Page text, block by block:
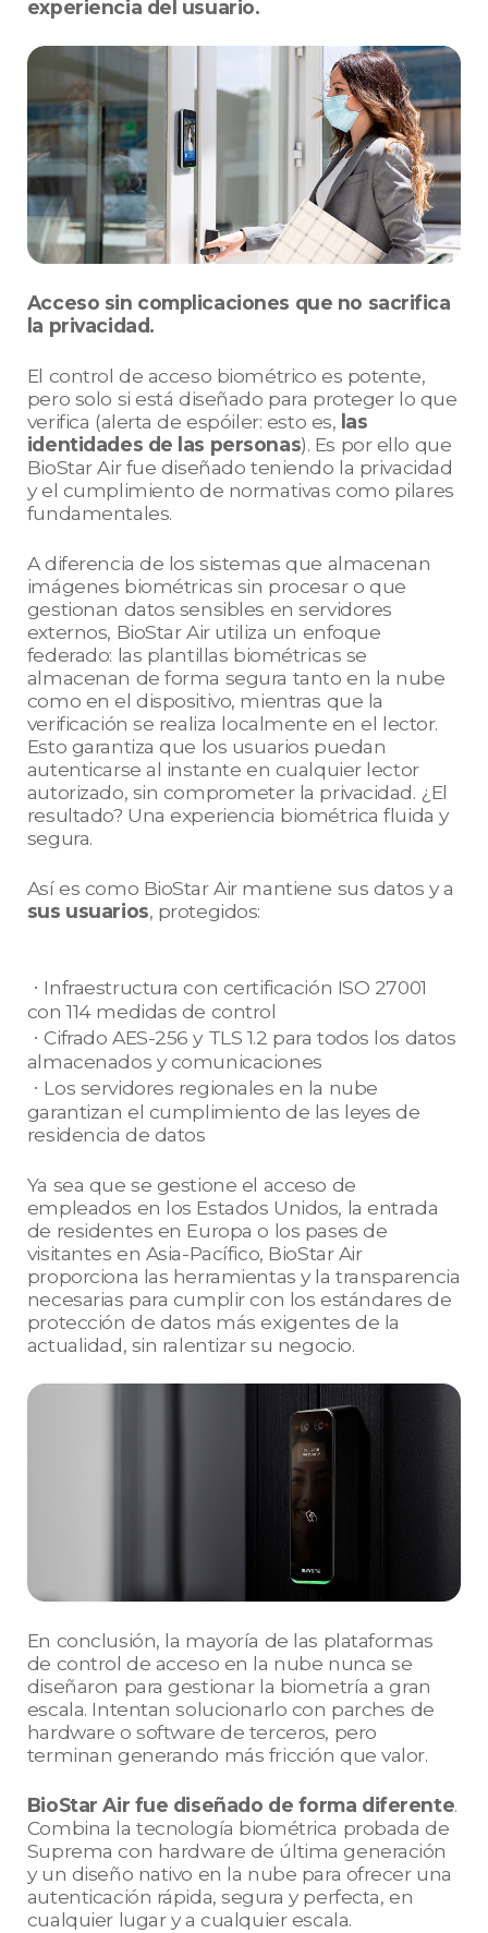
experiencia del usuario.
Acceso sin complicaciones que no sacrifica
la privacidad.
El control de acceso biométrico es potente,
pero solo si está diseñado para proteger lo que
verifica (alerta de espóiler: esto es, las
identidades de las personas). Es por ello que
BioStar Air fue diseñado teniendo la privacidad
y el cumplimiento de normativas como pilares
fundamentales.
A diferencia de los sistemas que almacenan
imágenes biométricas sin procesar o que
gestionan datos sensibles en servidores
externos, BioStar Air utiliza un enfoque
federado: las plantillas biométricas se
almacenan de forma segura tanto en la nube
como en el dispositivo, mientras que la
verificación se realiza localmente en el lector.
Esto garantiza que los usuarios puedan
autenticarse al instante en cualquier lector
autorizado, sin comprometer la privacidad. ¿El
resultado? Una experiencia biométrica fluida y
segura.
Así es como BioStar Air mantiene sus datos y a
sus usuarios, protegidos:
ㆍInfraestructura con certificación ISO 27001
con 114 medidas de control
ㆍCifrado AES-256 y TLS 1.2 para todos los datos
almacenados y comunicaciones
ㆍLos servidores regionales en la nube
garantizan el cumplimiento de las leyes de
residencia de datos
Ya sea que se gestione el acceso de
empleados en los Estados Unidos, la entrada
de residentes en Europa o los pases de
visitantes en Asia-Pacífico, BioStar Air
proporciona las herramientas y la transparencia
necesarias para cumplir con los estándares de
protección de datos más exigentes de la
actualidad, sin ralentizar su negocio.
En conclusión, la mayoría de las plataformas
de control de acceso en la nube nunca se
diseñaron para gestionar la biometría a gran
escala. Intentan solucionarlo con parches de
hardware o software de terceros, pero
terminan generando más fricción que valor.
BioStar Air fue diseñado de forma diferente.
Combina la tecnología biométrica probada de
Suprema con hardware de última generación
y un diseño nativo en la nube para ofrecer una
autenticación rápida, segura y perfecta, en
cualquier lugar y a cualquier escala.